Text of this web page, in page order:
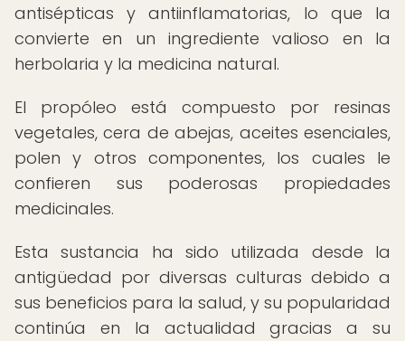
antisépticas y antiinflamatorias, lo que la
convierte en un ingrediente valioso en la
herbolaria y la medicina natural.
El propóleo está compuesto por resinas
vegetales, cera de abejas, aceites esenciales,
polen y otros componentes, los cuales le
confieren sus poderosas propiedades
medicinales.
Esta sustancia ha sido utilizada desde la
antigüedad por diversas culturas debido a
sus beneficios para la salud, y su popularidad
continúa en la actualidad gracias a su